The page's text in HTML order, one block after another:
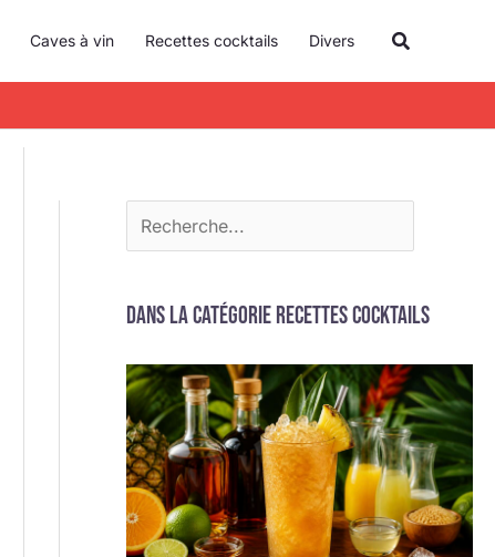
Caves à vin Recettes cocktails Divers
c
h
e
Dans la catégorie Recettes cocktails